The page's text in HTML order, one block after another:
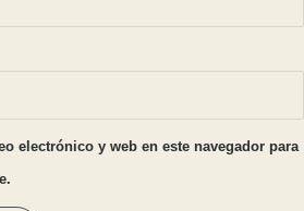
electrónico y web en este navegador para